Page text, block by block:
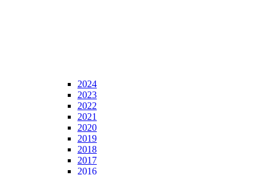
2024
2023
2022
2021
2020
2019
2018
2017
2016